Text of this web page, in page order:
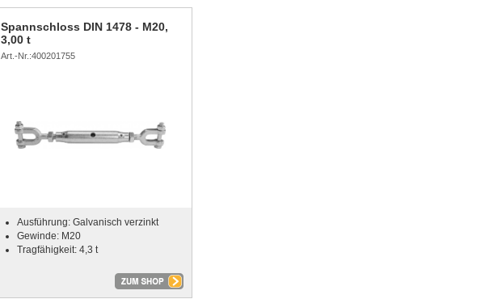
Spannschloss DIN 1478 - M20,
3,00 t
Art.-Nr.:400201755
Ausführung: Galvanisch verzinkt
Gewinde: M20
Tragfähigkeit: 4,3 t